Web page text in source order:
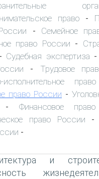
право -
- Семейное
право России -
- Судебная экспертиза -
- Трудовое
исполнительное
право России -
- Финансовое
право России -
-
и